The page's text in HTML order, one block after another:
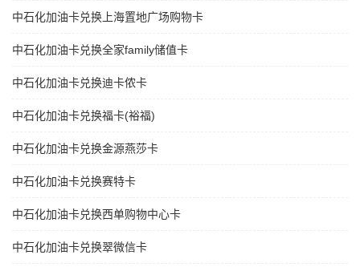
中石化加油卡兑换上海置地广场购物卡
中石化加油卡兑换全家family储值卡
中石化加油卡兑换迪卡侬卡
中石化加油卡兑换福卡(裕福)
中石化加油卡兑换金源燕莎卡
中石化加油卡兑换赛特卡
中石化加油卡兑换西单购物中心卡
中石化加油卡兑换翠微信卡